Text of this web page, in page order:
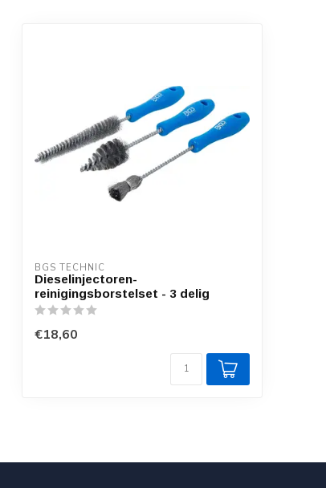
BGS TECHNIC
Dieselinjectoren-
reinigingsborstelset - 3 delig
€18,60